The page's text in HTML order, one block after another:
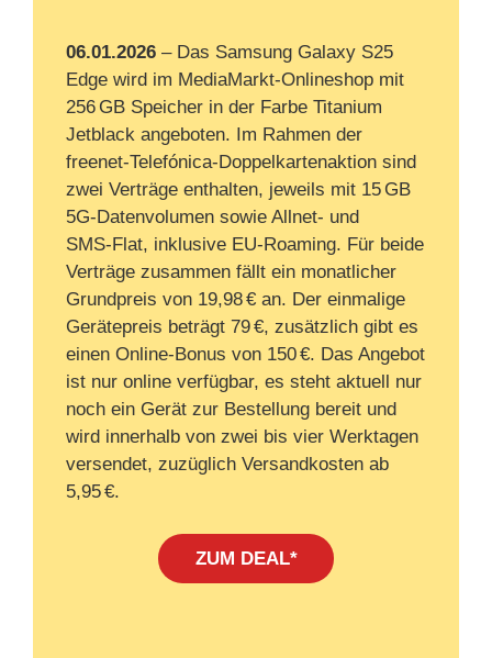
06.01.2026 – Das Samsung Galaxy S25
Edge wird im MediaMarkt‑Onlineshop mit
256 GB Speicher in der Farbe Titanium
Jetblack angeboten. Im Rahmen der
freenet‑Telefónica‑Doppelkartenaktion sind
zwei Verträge enthalten, jeweils mit 15 GB
5G‑Datenvolumen sowie Allnet‑ und
SMS‑Flat, inklusive EU‑Roaming. Für beide
Verträge zusammen fällt ein monatlicher
Grundpreis von 19,98 € an. Der einmalige
Gerätepreis beträgt 79 €, zusätzlich gibt es
einen Online‑Bonus von 150 €. Das Angebot
ist nur online verfügbar, es steht aktuell nur
noch ein Gerät zur Bestellung bereit und
wird innerhalb von zwei bis vier Werktagen
versendet, zuzüglich Versandkosten ab
5,95 €.
ZUM DEAL*